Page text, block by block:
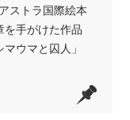
ストラ国際絵本
を手がけた作品
ウマと囚人」